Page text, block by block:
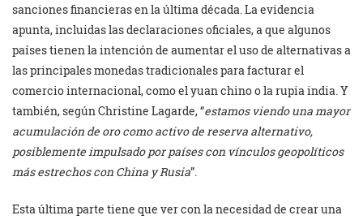
sanciones financieras en la última década. La evidencia
apunta, incluidas las declaraciones oficiales, a que algunos
países tienen la intención de aumentar el uso de alternativas a
las principales monedas tradicionales para facturar el
comercio internacional, como el yuan chino o la rupia india. Y
también, según Christine Lagarde, “estamos viendo una mayor
acumulación de oro como activo de reserva alternativo,
posiblemente impulsado por países con vínculos geopolíticos
más estrechos con China y Rusia”.
Esta última parte tiene que ver con la necesidad de crear una